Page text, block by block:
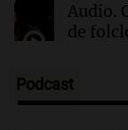
Audio.
de
Audio.
Podcast